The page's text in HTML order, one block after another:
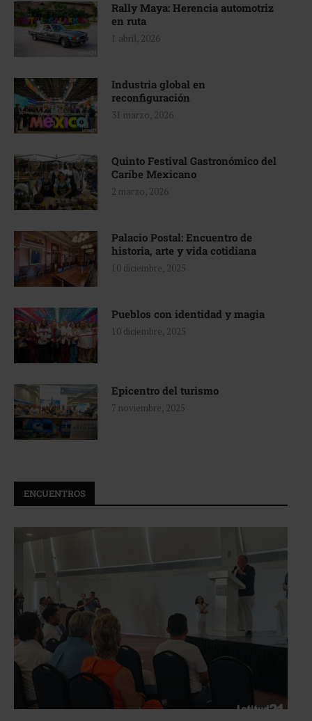
Rally Maya: Herencia automotriz
en ruta
1 abril, 2026
Industria global en
reconfiguración
31 marzo, 2026
Quinto Festival Gastronómico del
Caribe Mexicano
2 marzo, 2026
Palacio Postal: Encuentro de
historia, arte y vida cotidiana
10 diciembre, 2025
Pueblos con identidad y magia
10 diciembre, 2025
Epicentro del turismo
7 noviembre, 2025
ENCUENTROS